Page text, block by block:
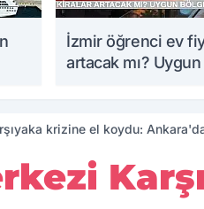
İzmir öğrenci ev
artacak mı?
krizine el koydu: